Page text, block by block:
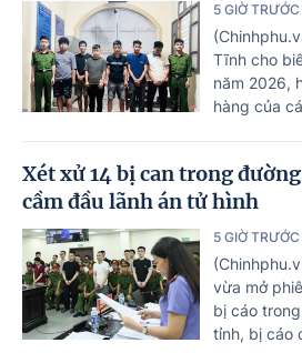
5 GIỜ TRƯỚC
Tĩnh cho
năm 2026,
hàng của
Xét xử 14 bị can trong
cầm đầu lãnh án tử hình
5 GIỜ TRƯỚC
vừa mở
bị cáo
tỉnh, bị cáo